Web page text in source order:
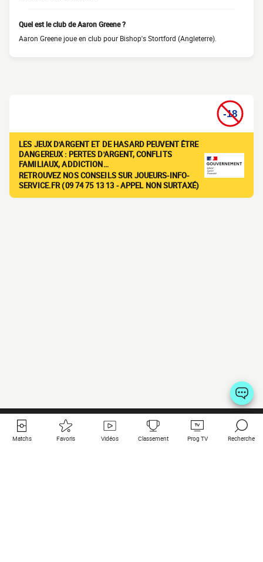
Quel est le club de Aaron Greene ?
Aaron Greene joue en club pour Bishop's Stortford (Angleterre).
LES JEUX D'ARGENT ET DE HASARD PEUVENT ÊTRE
DANGEREUX : PERTES D'ARGENT, CONFLITS
FAMILIAUX, ADDICTION…
RETROUVEZ NOS CONSEILS SUR JOUEURS-INFO-
SERVICE.FR (09 74 75 13 13 - APPEL NON SURTAXÉ)
Matchs Favoris Vidéos Classement Prog TV Recherche